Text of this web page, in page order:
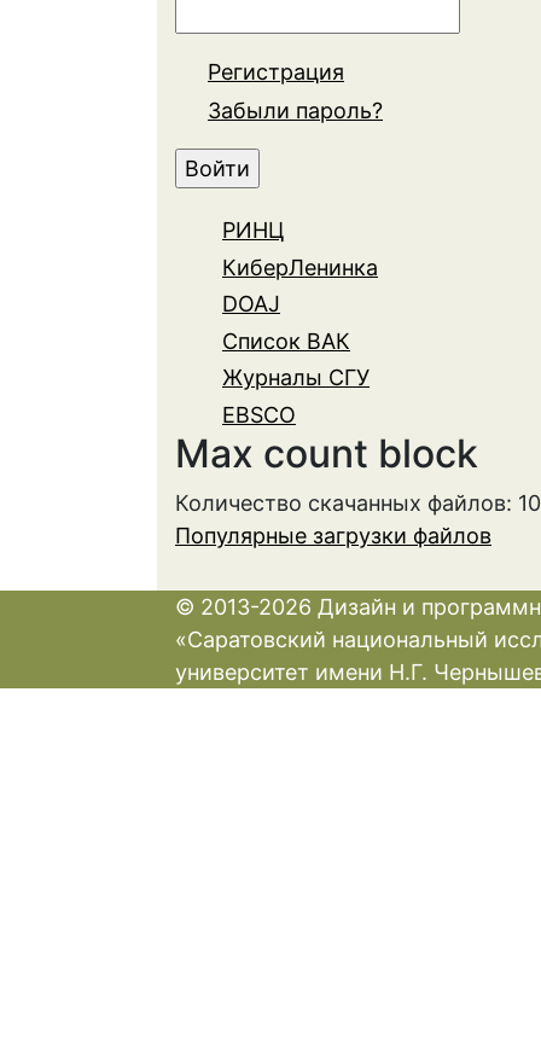
Регистрация
Забыли пароль?
РИНЦ
КиберЛенинка
DOAJ
Список ВАК
Журналы СГУ
EBSCO
Max count block
Количество скачанных файлов:
Популярные загрузки файлов
© 2013-2026 Дизайн и
«Саратовский национальный
университет имени Н.Г.